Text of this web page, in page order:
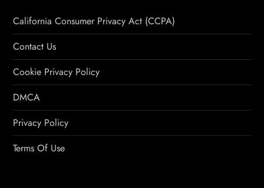
California Consumer Privacy Act (CCPA)
Contact Us
Cookie Privacy Policy
DMCA
Privacy Policy
Terms Of Use